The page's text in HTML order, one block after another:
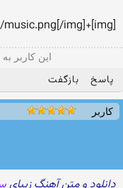
[img]+https://www.looti.net/img/forum_icons/music.png[/img]
این کاربر
پاسخ بازگفت
کاربر